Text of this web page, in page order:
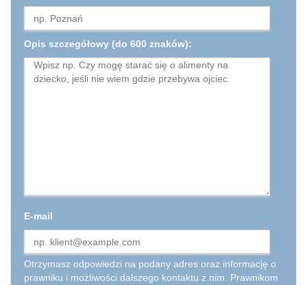
Opis szczegółowy (do 600 znaków):
E-mail
Otrzymasz odpowiedzi na podany adres oraz informację o
prawniku i możliwości dalszego kontaktu z nim. Prawnikom